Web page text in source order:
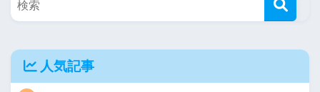
人気記事